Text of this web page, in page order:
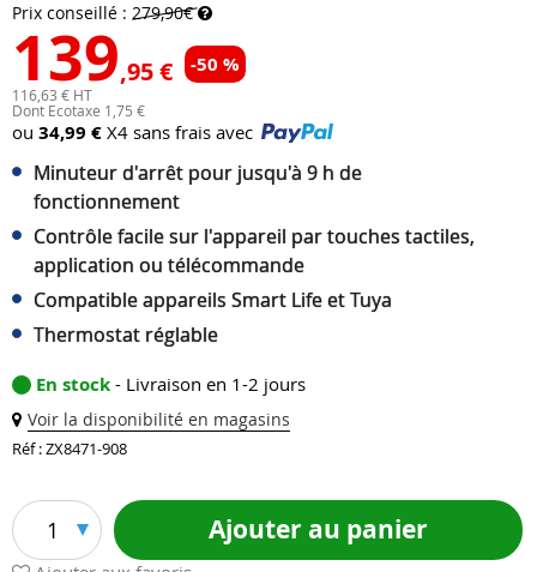
Prix conseillé : 279,90€
139,95 € -50 %
116,63 € HT
Dont Ecotaxe 1,75 €
ou 34,99 € X4 sans frais avec
Minuteur d'arrêt pour jusqu'à 9 h de
fonctionnement
Contrôle facile sur l'appareil par touches tactiles,
application ou télécommande
Compatible appareils Smart Life et Tuya
Thermostat réglable
En stock - Livraison en 1-2 jours
Voir la disponibilité en magasins
Réf : ZX8471-908
1 Ajouter au panier